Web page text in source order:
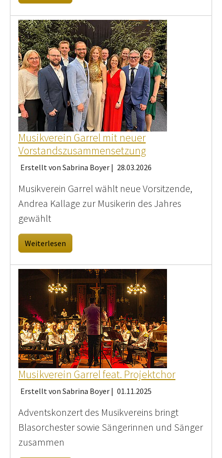
Musikverein Garrel mit neuer
Vorstandszusammensetzung
Erstellt von Sabrina Boyer | 28.03.2026
Musikverein Garrel wählt neue Vorsitzende,
Andrea Kallage zur Musikerin des Jahres
gewählt
Weiterlesen
Musikverein Garrel feat. Projektchor
Erstellt von Sabrina Boyer | 01.11.2025
Adventskonzert des Musikvereins bringt
Blasorchester sowie Sängerinnen und Sänger
zusammen